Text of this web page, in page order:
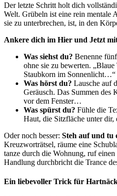
Der letzte Schritt holt dich
Welt. Grübeln ist eine rein mentale
sie zu unterbrechen, ist, in den
Ankere dich im Hier und Jetzt
Was siehst du? Benenne
ohne sie zu bewerten.
Staubkorn im Sonnenlicht…“
Was hörst du? Lausche auf
Geräusch. Das Summen des
vor dem Fenster…
Was spürst du? Fühle die
Haut, die Sitzfläche unter
Oder noch besser: Steh auf und tu
Kreuzworträtsel, räume eine
tanze durch die Wohnung, ruf einen
Handlung durchbricht die Trance
Ein liebevoller Trick für